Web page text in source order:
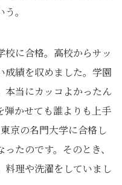
。
校に合格。高校からサッ
成績を収めました。学園
本当にカッコよかったん
弾かせても誰よりも上手
京の名門大学に合格し
たのです。そのとき、
料理や洗濯をしていまし